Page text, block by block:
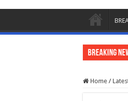
Breaking
Home /